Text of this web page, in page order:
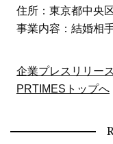
住所：東京都中央
事業内容：結婚相
企業プレスリリー
PRTIMESトップへ